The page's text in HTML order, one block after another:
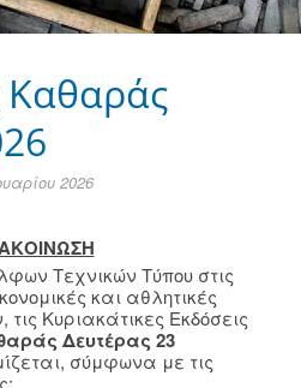
Καθαράς
2026
Τεχνικών Τύπου στις
και αθλητικές
Κυριακάτικες Εκδόσεις
Δευτέρας 23
σύμφωνα με τις